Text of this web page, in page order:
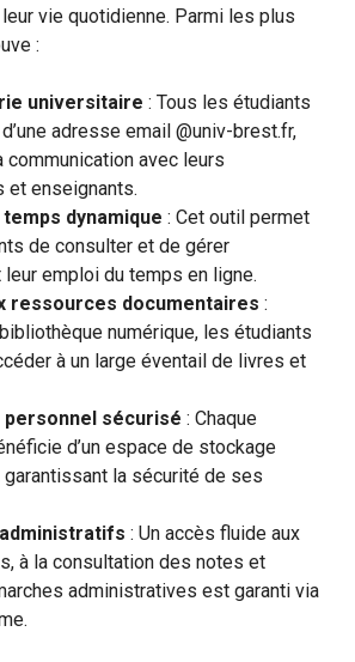
vie quotidienne. Parmi les plus
:
universitaire : Tous les étudiants
adresse email @univ-brest.fr,
communication avec leurs
et enseignants.
temps dynamique : Cet outil permet
de consulter et de gérer
emploi du temps en ligne.
ressources documentaires :
numérique, les étudiants
à un large éventail de livres et
sécurisé : Chaque
d’un espace de stockage
garantissant la sécurité de ses
: Un accès fluide aux
à la consultation des notes et
administratives est garanti via